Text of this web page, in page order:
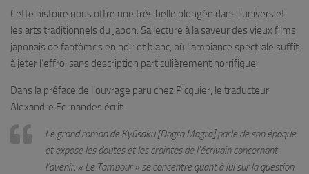
Cette histoire nous offre une très belle plongée dans l’univers et
les arts traditionnels du Japon. Sa lecture à la saveur des vieux films
japonais de fantômes en noir et blanc, où l’ambiance spectrale suffit
à jeter l’effroi sans description particulièrement horrifique.
Dans la préface de l’ouvrage paru chez Picquier, le traducteur
Alexandre Fernandes écrit :
Le grand roman de Kyûsaku[Dogra Magra]parle de son époque
et expose les doutes et les craintes de l’écrivain concernant
l’avenir. « Le Tambour » se concentre quant à lui sur la question